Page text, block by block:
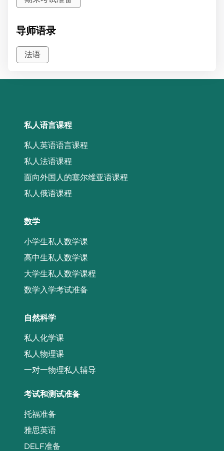
导师语录
法语
私人语言课程
私人英语语言课程
私人法语课程
面向外国人的塞尔维亚语课程
私人俄语课程
数学
小学生私人数学课
高中生私人数学课
大学生私人数学课程
数学入学考试准备
自然科学
私人化学课
私人物理课
一对一物理私人辅导
考试和测试准备
托福准备
雅思英语
DELF准备